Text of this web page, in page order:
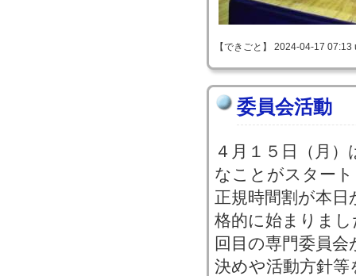
【できごと】 2024-04-17
委員会活動
４月１５日（月
なことがスター
正規時間割が本
格的に始まりま
回目の専門委員
決めや活動方針